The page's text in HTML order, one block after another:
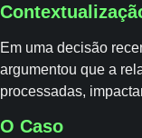
Em uma decisão
argumentou que a
processadas,
O Caso